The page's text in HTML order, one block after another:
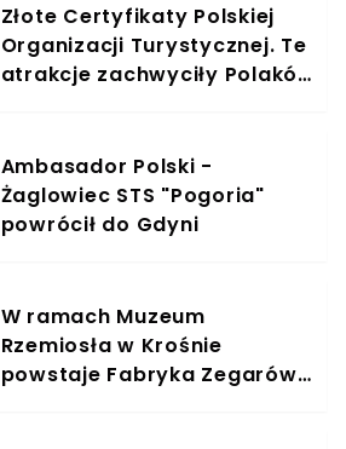
Złote Certyfikaty Polskiej
Organizacji Turystycznej. Te
atrakcje zachwyciły Polaków
Ambasador Polski -
Żaglowiec STS "Pogoria"
powrócił do Gdyni
W ramach Muzeum
Rzemiosła w Krośnie
powstaje Fabryka Zegarów